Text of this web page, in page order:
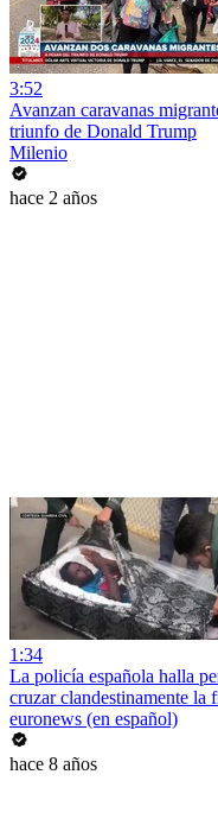
3:52
Avanzan caravanas
triunfo de Donald Trump
Milenio
hace 2 años
1:34
La policía española halla
cruzar clandestinamente la
euronews (en español)
hace 8 años